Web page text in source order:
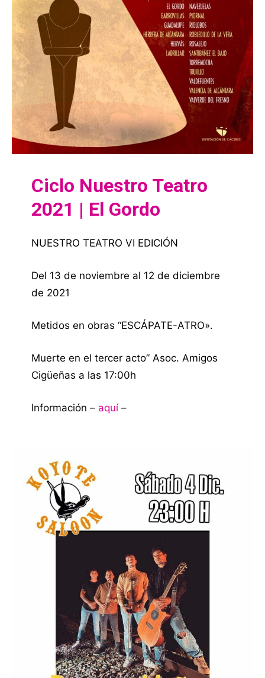
Ciclo Nuestro Teatro
2021 | El Gordo
NUESTRO TEATRO VI EDICIÓN
Del 13 de noviembre al 12 de diciembre
de 2021
Metidos en obras “ESCÁPATE-ATRO».
Muerte en el tercer acto” Asoc. Amigos
Cigüeñas a las 17:00h
Información – aquí–